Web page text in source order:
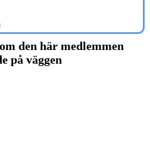
den här medlemmen
på väggen